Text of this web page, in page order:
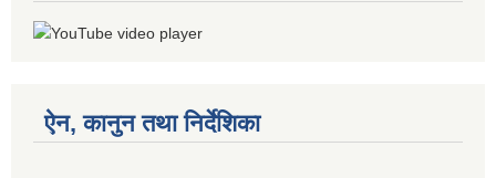
ऐन, कानुन तथा निर्देशिका